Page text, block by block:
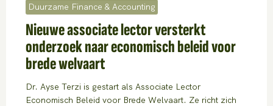
Duurzame Finance & Accounting
Nieuwe associate lector versterkt
onderzoek naar economisch beleid voor
brede welvaart
Dr. Ayse Terzi is gestart als Associate Lector
Economisch Beleid voor Brede Welvaart. Ze richt zich